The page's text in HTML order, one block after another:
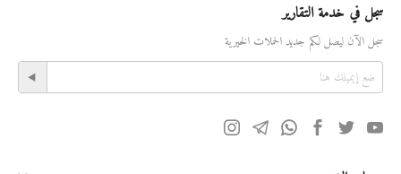
سجل في خدمة التقارير
سجل الآن ليصل لكم جديد الحملات الخيرية